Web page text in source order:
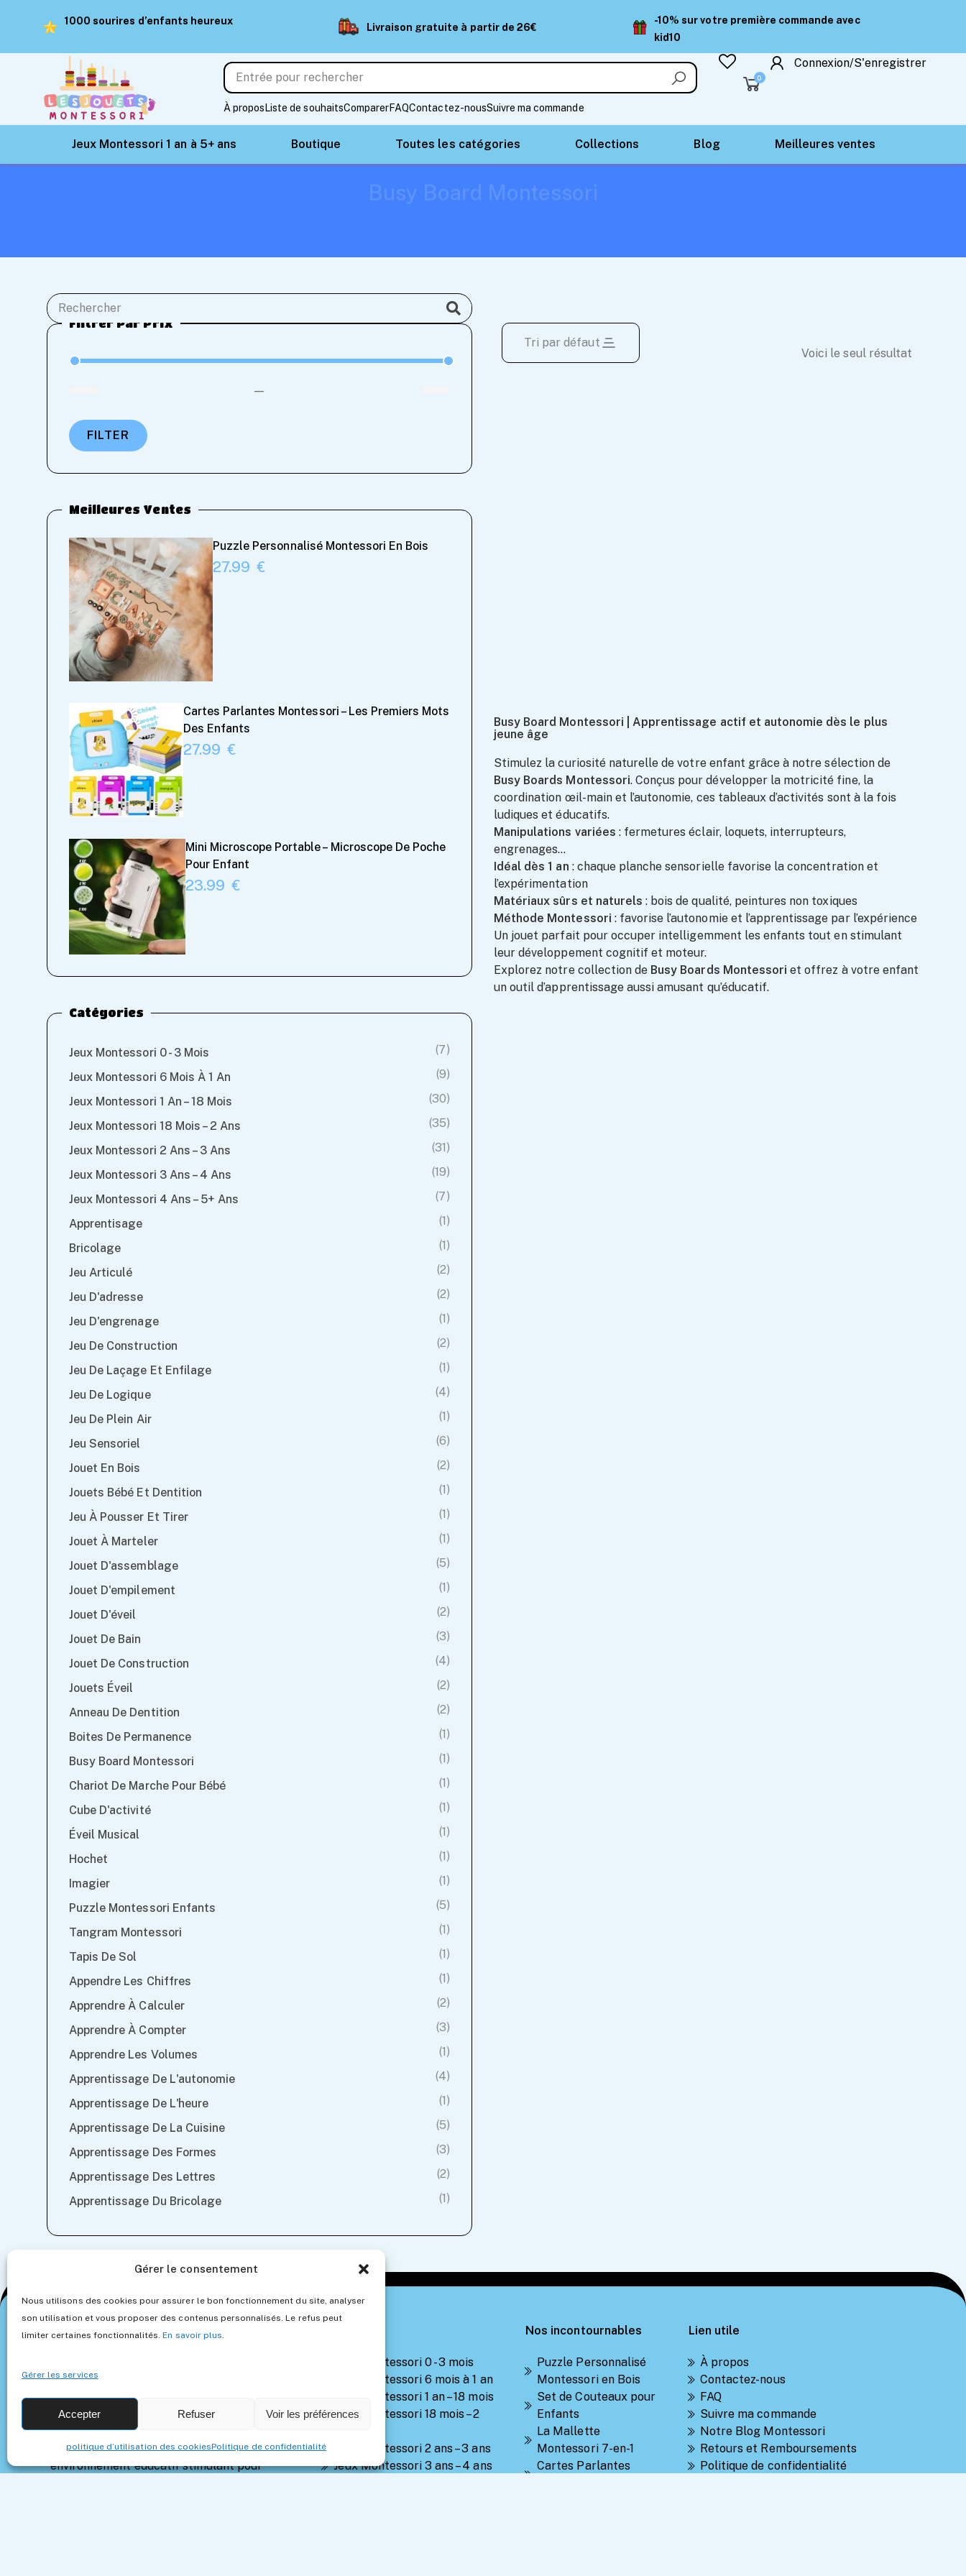
Gérer le consentement
Nous utilisons des cookies pour assurer le bon fonctionnement du site, analyser
son utilisation et vous proposer des contenus personnalisés. Le refus peut
limiter certaines fonctionnalités.En savoir plus.
Gérer les services
Accepter Refuser Voir les préférences
politique d’utilisation des cookiesPolitique de confidentialité
1000 sourires d’enfants heureux
Livraison gratuite à partir de 26€
-10% sur votre première commande avec
kid10
À propos Liste de souhaitsComparerFAQContactez-nousSuivre ma commande
0
Connexion/S'enregistrer
Jeux Montessori 1 an à 5+ ans Boutique Toutes les catégories Collections Blog Meilleures ventes
Busy Board Montessori
Filtrer Par Prix
—
FILTER
Meilleures Ventes
Puzzle Personnalisé Montessori En Bois
27.99
Cartes Parlantes Montessori – Les Premiers Mots
Des Enfants
27.99
150 Œuvres A4 À Conserver
Mini Microscope Portable – Microscope De Poche
Pour Enfant
23.99
Set De Tabliers Et Toques Pour Petits Chefs
19.99
Catégories
Jeux Montessori 0 - 3 Mois
(7)
Jeux Montessori 6 Mois À 1 An
(9)
Jeux Montessori 1 An – 18 Mois
(30)
Jeux Montessori 18 Mois – 2 Ans
(35)
Jeux Montessori 2 Ans – 3 Ans
(31)
Jeux Montessori 3 Ans – 4 Ans
(19)
Jeux Montessori 4 Ans – 5+ Ans
(7)
Apprentisage
(1)
Bricolage
(1)
Jeu Articulé
(2)
Jeu D'adresse
(2)
Jeu D'engrenage
(1)
Jeu De Construction
(2)
Jeu De Laçage Et Enfilage
(1)
Jeu De Logique
(4)
Jeu De Plein Air
(1)
Jeu Sensoriel
(6)
Jouet En Bois
(2)
Jouets Bébé Et Dentition
(1)
Jeu À Pousser Et Tirer
(1)
Jouet À Marteler
(1)
Jouet D'assemblage
(5)
Jouet D'empilement
(1)
Jouet D'éveil
(2)
Jouet De Bain
(3)
Jouet De Construction
(4)
Jouets Éveil
(2)
Anneau De Dentition
(2)
Boites De Permanence
(1)
Busy Board Montessori
(1)
Chariot De Marche Pour Bébé
(1)
Cube D'activité
(1)
Éveil Musical
(1)
Hochet
(1)
Imagier
(1)
Puzzle Montessori Enfants
(5)
Tangram Montessori
(1)
Tapis De Sol
(1)
Appendre Les Chiffres
(1)
Apprendre À Calculer
(2)
Apprendre À Compter
(3)
Apprendre Les Volumes
(1)
Apprentissage De L'autonomie
(4)
Apprentissage De L'heure
(1)
Apprentissage De La Cuisine
(5)
Apprentissage Des Formes
(3)
Apprentissage Des Lettres
(2)
Apprentissage Du Bricolage
(1)
Tri par défaut
Voici le seul résultat
Busy Board Montessori | Apprentissage actif et autonomie dès le plus
jeune âge
Stimulez la curiosité naturelle de votre enfant grâce à notre sélection de
Busy Boards Montessori. Conçus pour développer la motricité fine, la
coordination œil-main et l’autonomie, ces tableaux d’activités sont à la fois
ludiques et éducatifs.
Manipulations variées : fermetures éclair, loquets, interrupteurs,
engrenages…
Idéal dès 1 an : chaque planche sensorielle favorise la concentration et
l’expérimentation
Matériaux sûrs et naturels : bois de qualité, peintures non toxiques
Méthode Montessori : favorise l’autonomie et l’apprentissage par l’expérience
Un jouet parfait pour occuper intelligemment les enfants tout en stimulant
leur développement cognitif et moteur.
Explorez notre collection de Busy Boards Montessori et offrez à votre enfant
un outil d’apprentissage aussi amusant qu’éducatif.
Notre mission est simple : accompagner les
parents dans la construction d’un
environnement éducatif stimulant pour
Jeux Montessori 0 - 3 mois
Jeux Montessori 6 mois à 1 an
Jeux Montessori 1 an – 18 mois
Jeux Montessori 18 mois – 2
Jeux Montessori 2 ans – 3 ans
Jeux Montessori 3 ans – 4 ans
Nos incontournables
Puzzle Personnalisé
Montessori en Bois
Set de Couteaux pour
Enfants
La Mallette
Montessori 7-en-1
Cartes Parlantes
Lien utile
À propos
Contactez-nous
FAQ
Suivre ma commande
Notre Blog Montessori
Retours et Remboursements
Politique de confidentialité